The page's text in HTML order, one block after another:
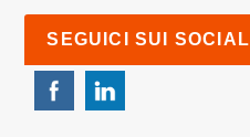
SEGUICI SUI SOCIAL